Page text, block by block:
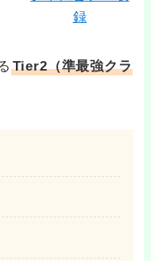
Tier2（準最強クラ